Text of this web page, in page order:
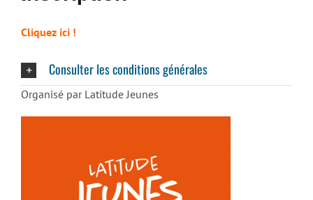
Cliquez ici !
Consulter les conditions générales
Organisé par Latitude Jeunes